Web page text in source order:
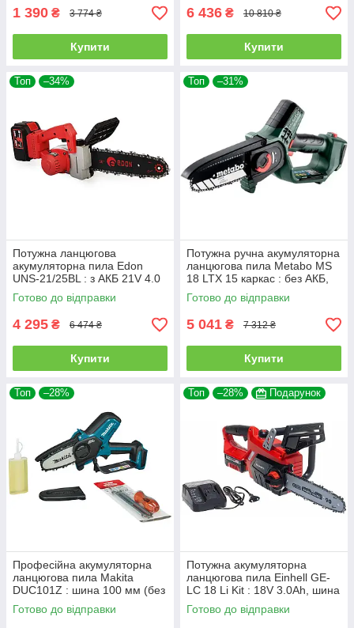
1 390 ₴ 3 774 ₴
Купити
6 436 ₴ 10 810 ₴
Купити
Топ –34%
Потужна ланцюгова
акумуляторна пила Edon
UNS-21/25BL : з АКБ 21V 4.0
Ah, шина 25 см
Готово до відправки
4 295 ₴ 6 474 ₴
Купити
Топ –31%
Потужна ручна акумуляторна
ланцюгова пила Metabo MS
18 LTX 15 каркас : без АКБ,
шина 15 см
Готово до відправки
5 041 ₴ 7 312 ₴
Купити
Топ –28%
Професійна акумуляторна
ланцюгова пила Makita
DUC101Z : шина 100 мм (без
АКБ)
Готово до відправки
Топ –28% Подарунок
Потужна акумуляторна
ланцюгова пила Einhell GE-
LC 18 Li Kit : 18V 3.0Ah, шина
25см (4501760)
Готово до відправки